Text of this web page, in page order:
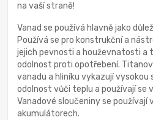
na vaší straně!
Vanad se používá hlavně jako
Používá se pro konstrukční a
jejich pevnosti a houževnatosti a
odolnost proti opotřebení.
vanadu a hliníku vykazují
odolnost vůči teplu a používají se
Vanadové sloučeniny se používají
akumulátorech.